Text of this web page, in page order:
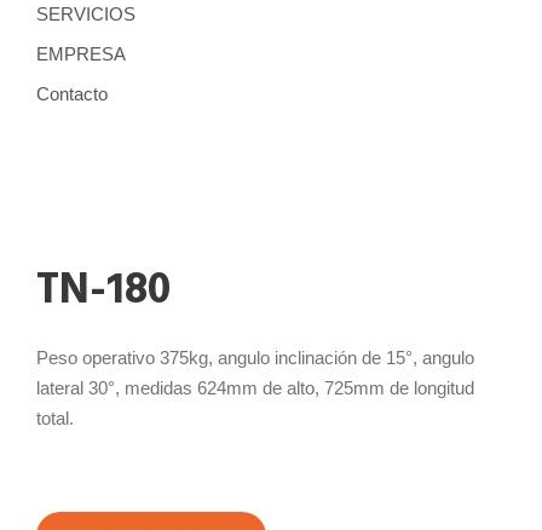
SERVICIOS
EMPRESA
Contacto
TN-180
Peso operativo 375kg, angulo inclinación de 15°, angulo
lateral 30°, medidas 624mm de alto, 725mm de longitud
total.